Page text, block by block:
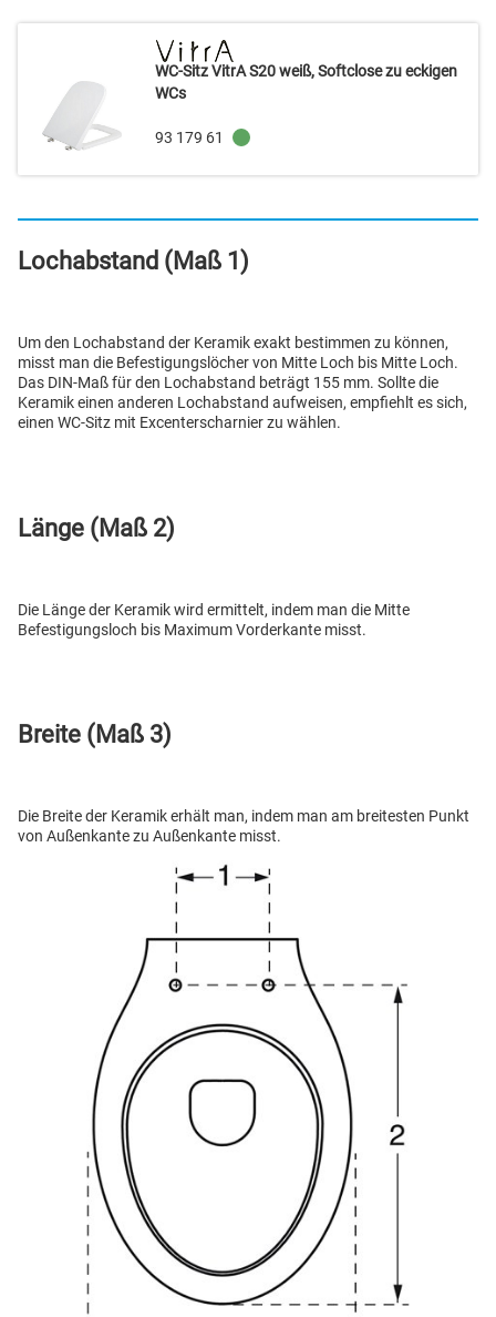
93 179 61
WC-Sitz VitrA S20 weiß, Softclose zu eckigen
WCs
Lochabstand (Maß 1)
Um den Lochabstand der Keramik exakt bestimmen zu können,
misst man die Befestigungslöcher von Mitte Loch bis Mitte Loch.
Das DIN-Maß für den Lochabstand beträgt 155 mm. Sollte die
Keramik einen anderen Lochabstand aufweisen, empfiehlt es sich,
einen WC-Sitz mit Excenterscharnier zu wählen.
Länge (Maß 2)
Die Länge der Keramik wird ermittelt, indem man die Mitte
Befestigungsloch bis Maximum Vorderkante misst.
Breite (Maß 3)
Die Breite der Keramik erhält man, indem man am breitesten Punkt
von Außenkante zu Außenkante misst.